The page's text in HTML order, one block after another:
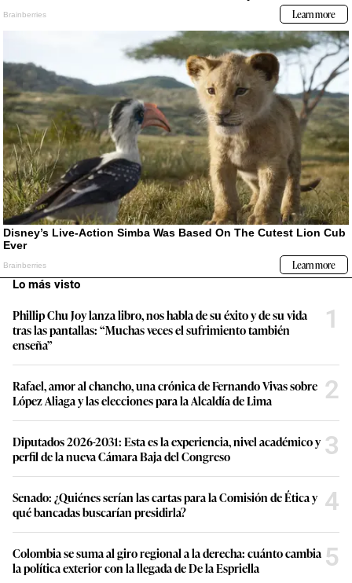
Lo más visto
Phillip Chu Joy lanza libro, nos habla de su éxito y de su vida
tras las pantallas: “Muchas veces el sufrimiento también
enseña”
1
Rafael, amor al chancho, una crónica de Fernando Vivas sobre
López Aliaga y las elecciones para la Alcaldía de Lima
2
Diputados 2026-2031: Esta es la experiencia, nivel académico y
perfil de la nueva Cámara Baja del Congreso
3
Senado: ¿Quiénes serían las cartas para la Comisión de Ética y
qué bancadas buscarían presidirla?
4
Colombia se suma al giro regional a la derecha: cuánto cambia
la política exterior con la llegada de De la Espriella
5